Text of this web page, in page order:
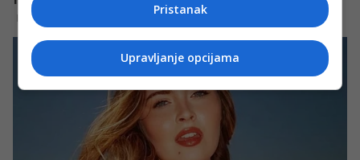
Pristanak
Upravljanje opcijama